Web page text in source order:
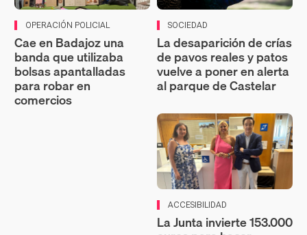
OPERACIÓN POLICIAL
Cae en Badajoz una
banda que utilizaba
bolsas apantalladas
para robar en
comercios
SOCIEDAD
La desaparición de crías
de pavos reales y patos
vuelve a poner en alerta
al parque de Castelar
ACCESIBILIDAD
La Junta invierte 153.000